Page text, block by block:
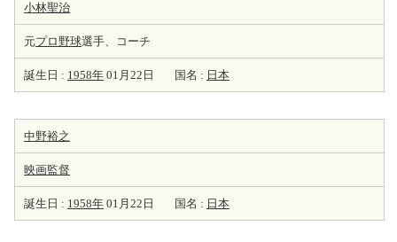
小林聖治
元プロ野球選手、コーチ
誕生日 : 1958年 01月22日 国名 : 日本
中野裕之
映画監督
誕生日 : 1958年 01月22日 国名 : 日本